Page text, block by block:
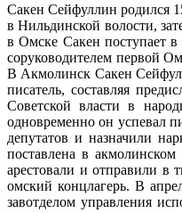
Сакен Сейфуллин родился
в Нильдинской волости,
в Омске Сакен поступает
соруководителем первой
В Акмолинск Сакен
писатель, составляя
Советской власти в
одновременно он успевал
депутатов и назначили
поставлена в
арестовали и отправили в
омский концлагерь. В
завотделом управления